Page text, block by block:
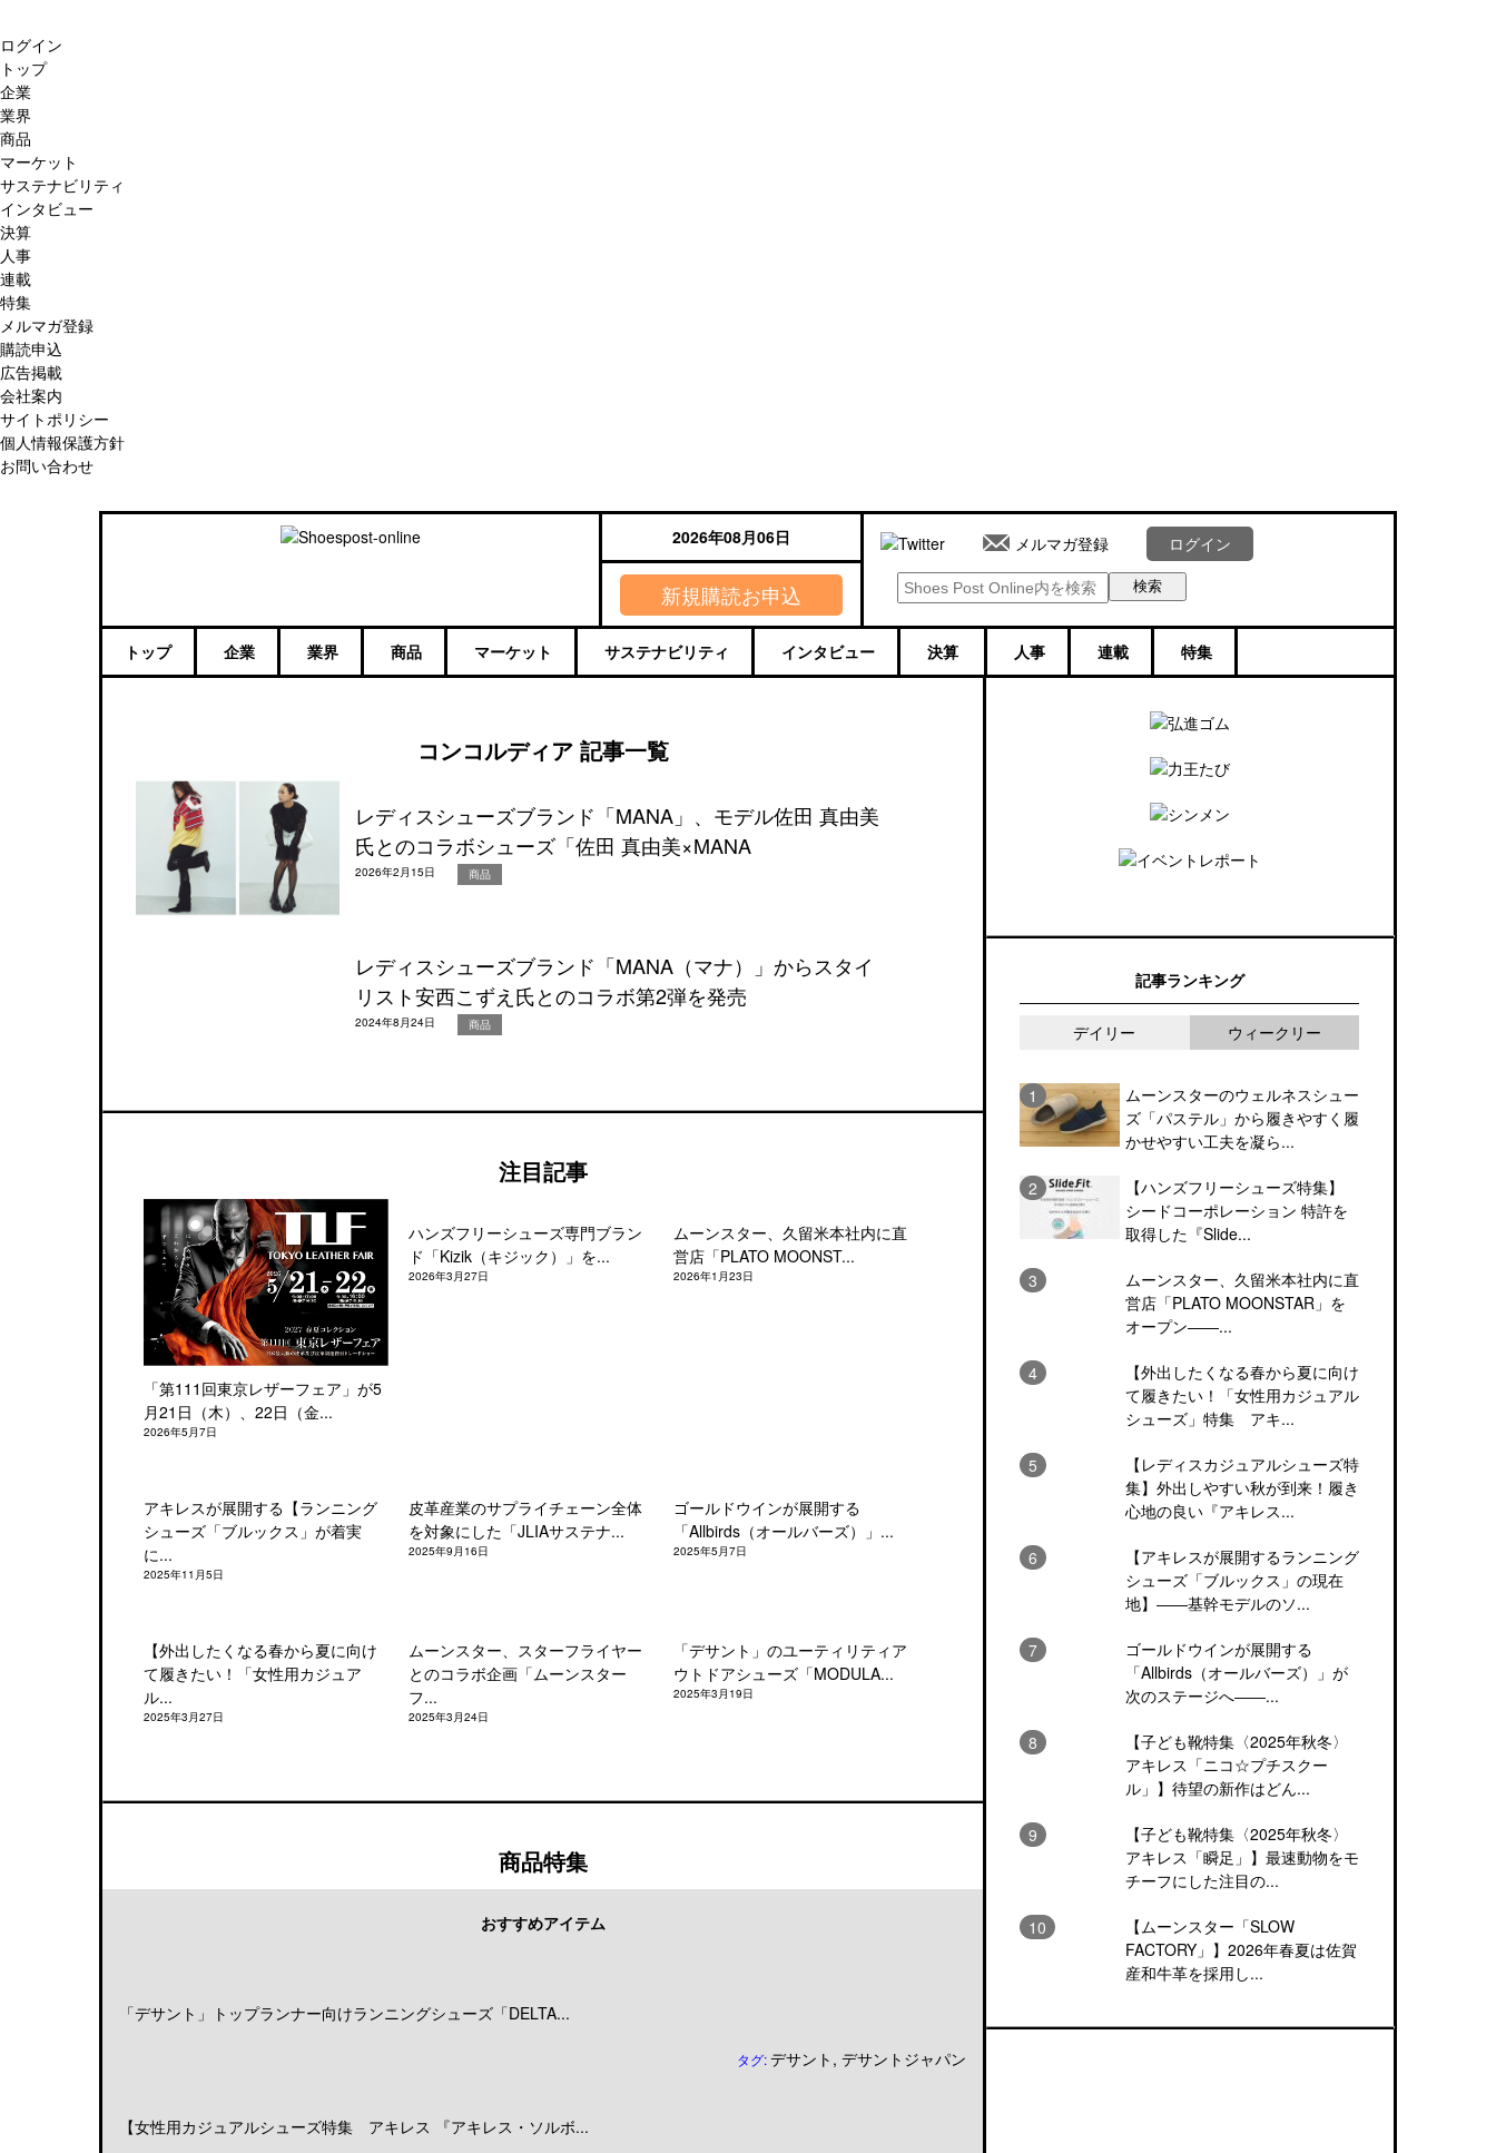
ログイン
トップ
企業
業界
商品
マーケット
サステナビリティ
インタビュー
決算
人事
連載
特集
メルマガ登録
購読申込
広告掲載
会社案内
サイトポリシー
個人情報保護方針
お問い合わせ
2026年08月06日
新規購読お申込
メルマガ登録 ログイン
トップ 企業 業界 商品 マーケット サステナビリティ インタビュー 決算 人事 連載 特集
コンコルディア 記事一覧
レディスシューズブランド「MANA」、モデル佐田 真由美
氏とのコラボシューズ「佐田 真由美×MANA
2026年2月15日 商品
レディスシューズブランド「MANA（マナ）」からスタイ
リスト安西こずえ氏とのコラボ第2弾を発売
2024年8月24日 商品
注目記事
「第111回東京レザーフェア」が5
月21日（木）、22日（金...
2026年5月7日
ハンズフリーシューズ専門ブラン
ド「Kizik（キジック）」を...
2026年3月27日
ムーンスター、久留米本社内に直
営店「PLATO MOONST...
2026年1月23日
アキレスが展開する【ランニング
シューズ「ブルックス」が着実
に...
2025年11月5日
皮革産業のサプライチェーン全体
を対象にした「JLIAサステナ...
2025年9月16日
ゴールドウインが展開する
「Allbirds（オールバーズ）」...
2025年5月7日
【外出したくなる春から夏に向け
て履きたい！「女性用カジュア
ル...
2025年3月27日
ムーンスター、スターフライヤー
とのコラボ企画「ムーンスター
フ...
2025年3月24日
「デサント」のユーティリティア
ウトドアシューズ「MODULA...
2025年3月19日
商品特集
おすすめアイテム
「デサント」トップランナー向けランニングシューズ「DELTA...
タグ:デサント , デサントジャパン
【女性用カジュアルシューズ特集 アキレス 『アキレス・ソルボ...
記事ランキング
デイリー ウィークリー
ムーンスターのウェルネスシュー
ズ「パステル」から履きやすく履
かせやすい工夫を凝ら...
【ハンズフリーシューズ特集】
シードコーポレーション 特許を
取得した『Slide...
ムーンスター、久留米本社内に直
営店「PLATO MOONSTAR」を
オープン――...
【外出したくなる春から夏に向け
て履きたい！「女性用カジュアル
シューズ」特集 アキ...
【レディスカジュアルシューズ特
集】外出しやすい秋が到来！履き
心地の良い『アキレス...
【アキレスが展開するランニング
シューズ「ブルックス」の現在
地】――基幹モデルのソ...
ゴールドウインが展開する
「Allbirds（オールバーズ）」が
次のステージへ――...
【子ども靴特集〈2025年秋冬〉
アキレス「ニコ☆プチスクー
ル」】待望の新作はどん...
【子ども靴特集〈2025年秋冬〉
アキレス「瞬足」】最速動物をモ
チーフにした注目の...
【ムーンスター「SLOW
FACTORY」】2026年春夏は佐賀
産和牛革を採用し...